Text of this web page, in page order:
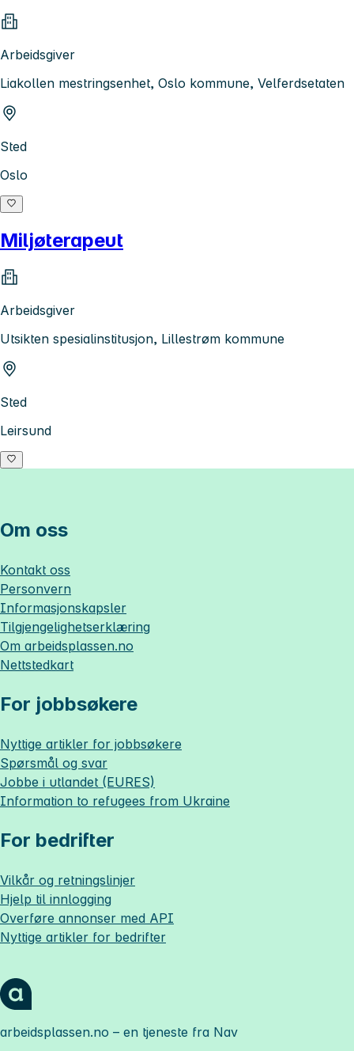
Arbeidsgiver
Liakollen mestringsenhet, Oslo kommune, Velferdsetaten
Sted
Oslo
Miljøterapeut
Arbeidsgiver
Utsikten spesialinstitusjon, Lillestrøm kommune
Sted
Leirsund
Om oss
Kontakt oss
Personvern
Informasjonskapsler
Tilgjengelighetserklæring
Om arbeidsplassen.no
Nettstedkart
For jobbsøkere
Nyttige artikler for jobbsøkere
Spørsmål og svar
Jobbe i utlandet (EURES)
Information to refugees from Ukraine
For bedrifter
Vilkår og retningslinjer
Hjelp til innlogging
Overføre annonser med API
Nyttige artikler for bedrifter
arbeidsplassen.no – en tjeneste fra Nav